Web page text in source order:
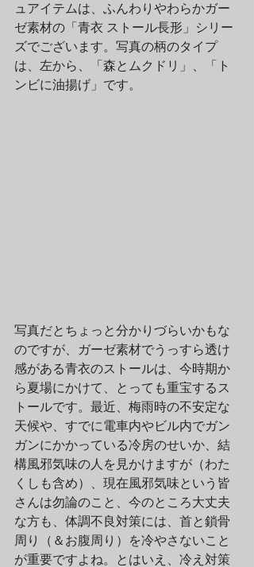
ュアイテムは、ふんわりやわらかガー
ゼ素材の「青衣 ストール長形」シリー
ズでございます。写真の柄のタイプ
は、左から、「森とムクドリ」、「ト
ンビに油揚げ」です。
写真だとちょっと分かりづらいかもな
のですが、ガーゼ素材でうっすら透け
感がある青衣のストールは、今時期か
ら夏場にかけて、とっても重宝するス
トールです。最近、梅雨時の不安定な
天候や、すでに電車内やビル内でガン
ガンにかかっている冷房のせいか、結
構風邪気味の人を見かけますが（わた
くしも含め）、現在風邪気味という皆
さんは勿論のこと、今のところ大丈夫
な方も、体調不良対策には、首と鎖骨
周り（＆お腹周り）を冷やさないこと
が重要ですよね。とはいえ、冷え対策